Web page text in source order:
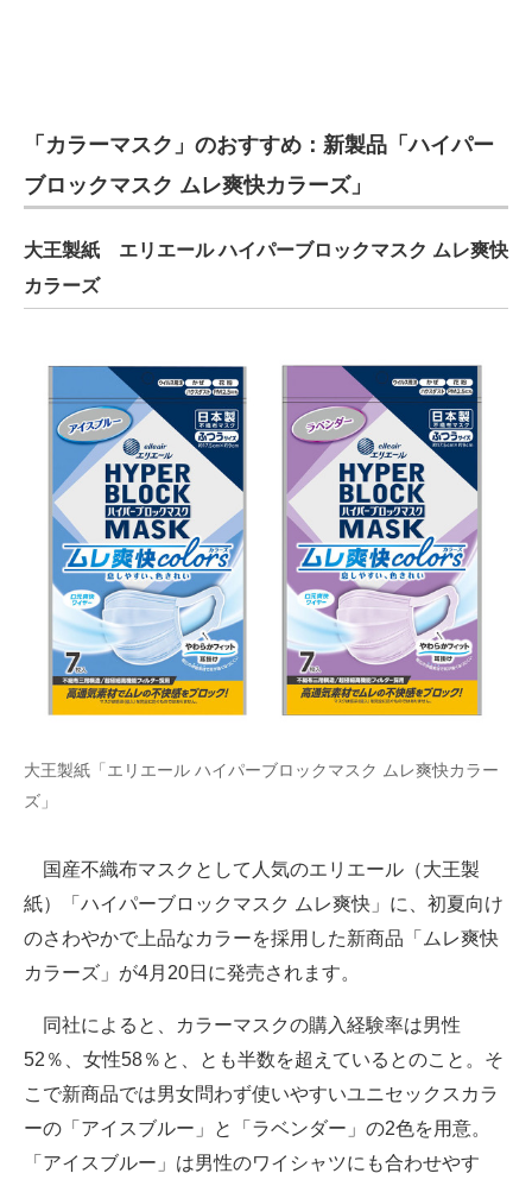
電子設計の基本と応用
エネルギーの専門メディア
建設×テクノロジーの最前線
ちょっと気になるネットの話題
「カラーマスク」のおすすめ：新製品「ハイパー
ブロックマスク ムレ爽快カラーズ」
大王製紙 エリエール ハイパーブロックマスク ムレ爽快
カラーズ
大王製紙「エリエール ハイパーブロックマスク ムレ爽快カラー
ズ」
国産不織布マスクとして人気のエリエール（大王製
紙）「ハイパーブロックマスク ムレ爽快」に、初夏向け
のさわやかで上品なカラーを採用した新商品「ムレ爽快
カラーズ」が4月20日に発売されます。
同社によると、カラーマスクの購入経験率は男性
52％、女性58％と、とも半数を超えているとのこと。そ
こで新商品では男女問わず使いやすいユニセックスカラ
ーの「アイスブルー」と「ラベンダー」の2色を用意。
「アイスブルー」は男性のワイシャツにも合わせやす